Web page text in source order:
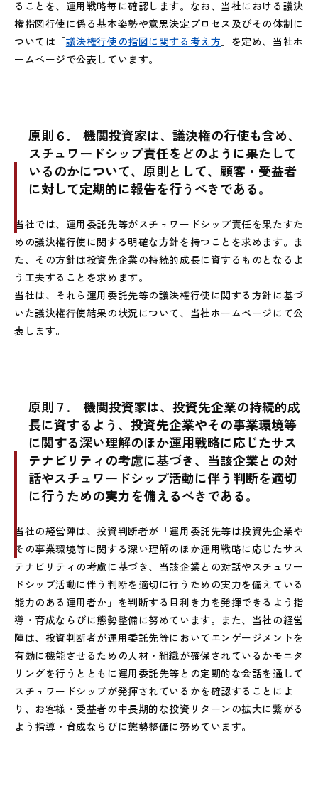
ることを、運用戦略毎に確認します。なお、当社における議決
権指図行使に係る基本姿勢や意思決定プロセス及びその体制に
ついては 「議決権行使の指図に関する考え方 」を定め、当社ホ
ームページで公表しています。
原則６. 機関投資家は、議決権の行使も含め、
スチュワードシップ責任をどのように果たして
いるのかについて、原則として、顧客・受益者
に対して定期的に報告を行うべきである。
当社では、運用委託先等がスチュワードシップ責任を果たすた
めの議決権行使に関する明確な方針を持つことを求めます。ま
た、その方針は投資先企業の持続的成長に資するものとなるよ
う工夫することを求めます。
当社は、それら運用委託先等の議決権行使に関する方針に基づ
いた議決権⾏使結果の状況について、当社ホームページにて公
表します。
原則７. 機関投資家は、投資先企業の持続的成
長に資するよう、投資先企業やその事業環境等
に関する深い理解のほか運用戦略に応じたサス
テナビリティの考慮に基づき、当該企業との対
話やスチュワードシップ活動に伴う判断を適切
に行うための実力を備えるべきである。
当社の経営陣は、投資判断者が「運用委託先等は投資先企業や
その事業環境等に関する深い理解のほか運用戦略に応じたサス
テナビリティの考慮に基づき、当該企業との対話やスチュワー
ドシップ活動に伴う判断を適切に行うための実力を備えている
能力のある運用者か」を判断する目利き力を発揮できるよう指
導・育成ならびに態勢整備に努めています。また、当社の経営
陣は、投資判断者が運用委託先等においてエンゲージメントを
有効に機能させるための人材・組織が確保されているかモニタ
リングを行うとともに運用委託先等との定期的な会話を通して
スチュワードシップが発揮されているかを確認することによ
り、お客様・受益者の中長期的な投資リターンの拡大に繋がる
よう指導・育成ならびに態勢整備に努めています。